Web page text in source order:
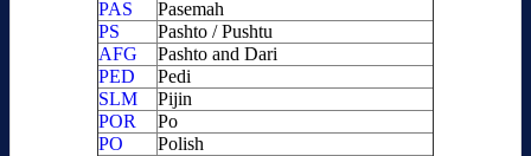
PAS
Pasemah
PS
Pashto / Pushtu
AFG
Pashto and Dari
PED
Pedi
SLM
Pijin
POR
Po
PO
Polish